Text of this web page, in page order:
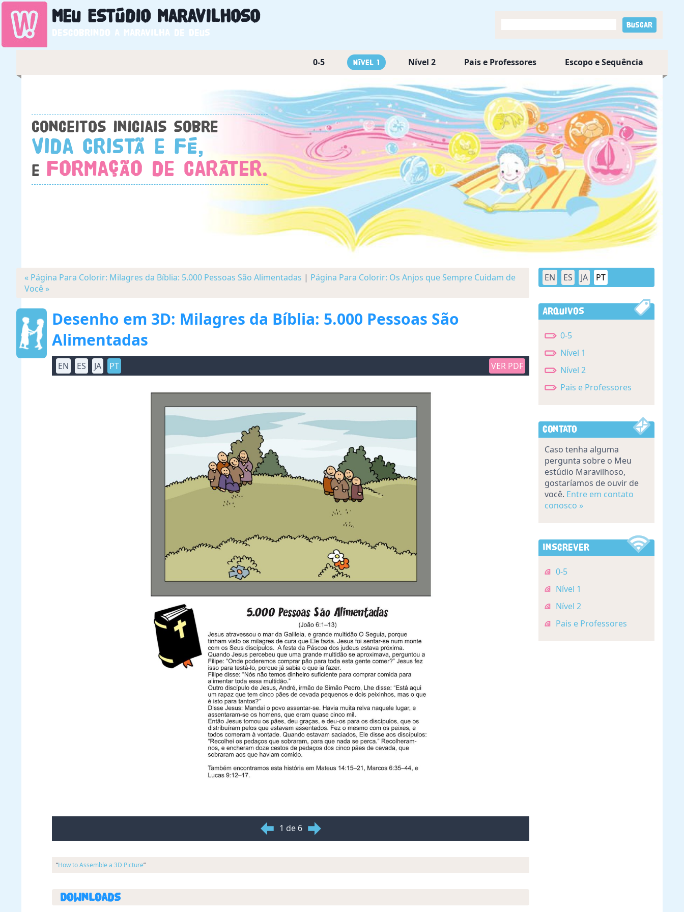
Meu Estúdio Maravilhoso
Descobrindo a maravilha de Deus
0-5 Nível 1 Nível 2 Pais e Professores Escopo e Sequência
Conceitos iniciais sobre
Vida Cristã e Fé,
e Formação de Caráter.
« Página Para Colorir: Milagres da Bíblia: 5.000 Pessoas São Alimentadas | Página Para Colorir: Os Anjos que Sempre Cuidam de
Você »
Desenho em 3D: Milagres da Bíblia: 5.000 Pessoas São
Alimentadas
EN ES JA PT VER PDF
1 de 6
“How to Assemble a 3D Picture”
Downloads
EN ES JA PT
Arquivos
0-5
Nível 1
Nível 2
Pais e Professores
Contato
Caso tenha alguma
pergunta sobre o Meu
estúdio Maravilhoso,
gostaríamos de ouvir de
você. Entre em contato
conosco »
Inscrever
0-5
Nível 1
Nível 2
Pais e Professores